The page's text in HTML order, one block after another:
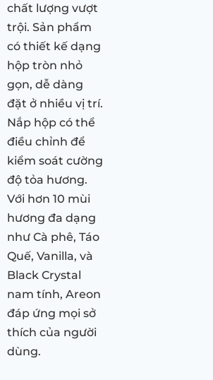
chất lượng vượt
trội. Sản phẩm
có thiết kế dạng
hộp tròn nhỏ
gọn, dễ dàng
đặt ở nhiều vị trí.
Nắp hộp có thể
điều chỉnh để
kiểm soát cường
độ tỏa hương.
Với hơn 10 mùi
hương đa dạng
như Cà phê, Táo
Quế, Vanilla, và
Black Crystal
nam tính, Areon
đáp ứng mọi sở
thích của người
dùng.